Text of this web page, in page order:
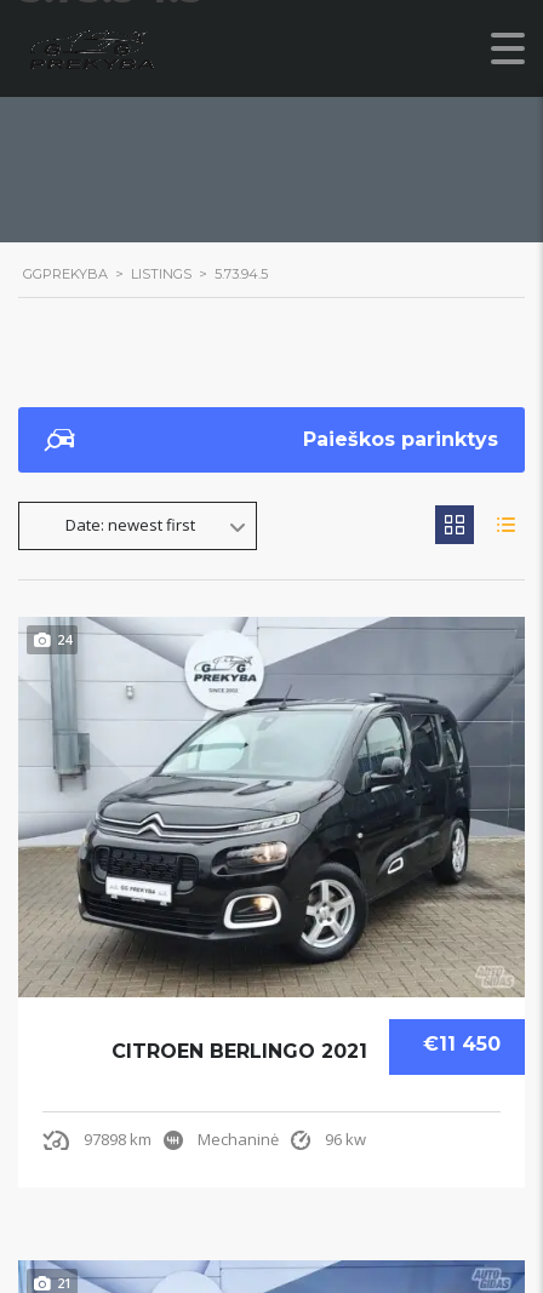
GGPREKYBA > LISTINGS > 5.73.94.5
Paieškos parinktys
Date: newest first
24
€11 450
CITROEN BERLINGO 2021
97898 km Mechaninė 96 kw
21